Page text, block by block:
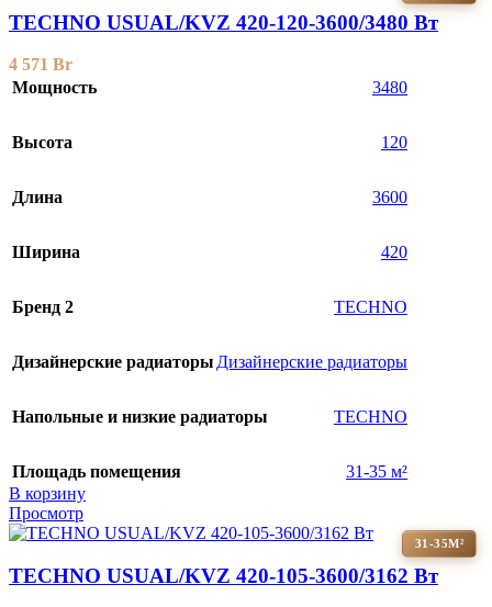
TECHNO USUAL/KVZ 420-120-3600/3480 Вт
4 571 Br
Мощность
3480
Высота 120
Длина 3600
Ширина 420
Бренд 2 TECHNO
Дизайнерские радиаторыДизайнерские радиаторы
Напольные и низкие радиаторы TECHNO
Площадь помещения
31-35 м²
В корзину
Просмотр
31-35М²
TECHNO USUAL/KVZ 420-105-3600/3162 Вт